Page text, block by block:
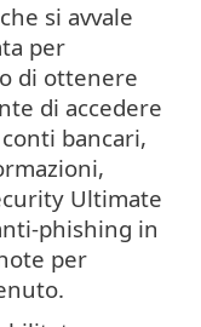
si avvale
per
di ottenere
di accedere
bancari,
Ultimate
phishing in
per